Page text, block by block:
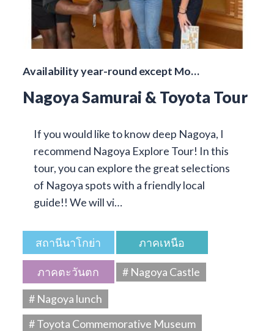
Availability year-round except Mo…
Nagoya Samurai & Toyota Tour
If you would like to know deep Nagoya, I
recommend Nagoya Explore Tour! In this
tour, you can explore the great selections
of Nagoya spots with a friendly local
guide!! We will vi…
สถานีนาโกย่า ภาคเหนือ
ภาคตะวันตก
# Nagoya Castle
# Nagoya lunch
# Toyota Commemorative Museum